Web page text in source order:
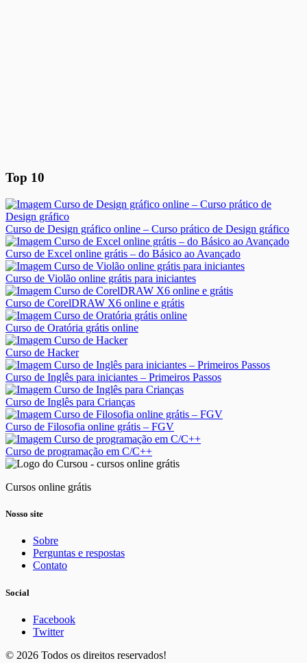
Top 10
Curso de Design gráfico online – Curso prático de Design gráfico
Curso de Excel online grátis – do Básico ao Avançado
Curso de Violão online grátis para iniciantes
Curso de CorelDRAW X6 online e grátis
Curso de Oratória grátis online
Curso de Hacker
Curso de Inglês para iniciantes – Primeiros Passos
Curso de Inglês para Crianças
Curso de Filosofia online grátis – FGV
Curso de programação em C/C++
Cursos online grátis
Nosso site
Sobre
Perguntas e respostas
Contato
Social
Facebook
Twitter
© 2026 Todos os direitos reservados!